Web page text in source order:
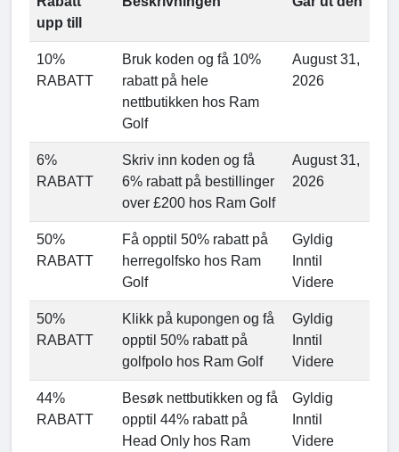
upp till
10%
RABATT
Bruk koden og få 10%
rabatt på hele
nettbutikken hos Ram
Golf
August 31,
2026
6%
RABATT
Skriv inn koden og få
6% rabatt på bestillinger
over £200 hos Ram Golf
August 31,
2026
50%
RABATT
Få opptil 50% rabatt på
herregolfsko hos Ram
Golf
Gyldig
Inntil
Videre
50%
RABATT
Klikk på kupongen og få
opptil 50% rabatt på
golfpolo hos Ram Golf
Gyldig
Inntil
Videre
44%
RABATT
Besøk nettbutikken og få
opptil 44% rabatt på
Head Only hos Ram
Gyldig
Inntil
Videre